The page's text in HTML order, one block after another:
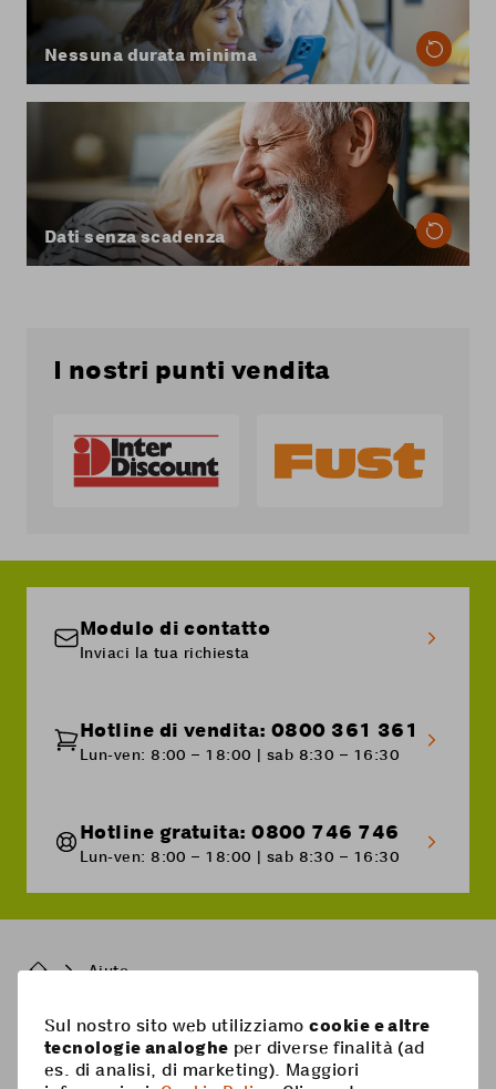
Nessuna durata minima
nessuna durata minima del contratto e puoi
disdire quando vuoi, con un preavviso di due
mesi per la fine del mese.
Dati senza scadenza
Con Coop Mobile il tuo volume dati in Svizzera
non scade mai: i dati che non utilizzi durante il
mese vengono automaticamente trasferiti a
quello successivo.
Scopri di più sui dati senza scadenza
I nostri punti vendita
Modulo di contatto
Inviaci la tua richiesta
Hotline di vendita: 0800 361 361
Lun-ven: 8:00 – 18:00 | sab 8:30 – 16:30
Hotline gratuita: 0800 746 746
Lun-ven: 8:00 – 18:00 | sab 8:30 – 16:30
Breadcrumb
Aiuto
Pied
de
Mobile
Sul nostro sito web utilizziamocookie e altre
tecnologie analoghe per diverse finalità (ad
es. di analisi, di marketing). Maggiori